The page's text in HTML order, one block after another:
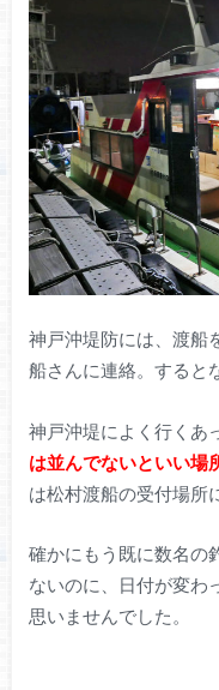
神戸沖堤防には、渡船
船さんに連絡。すると
神戸沖堤によく行くあ
は並んでないといい場
は松村渡船の受付場所
確かにもう既に数名の
ないのに、日付が変わ
思いませんでした。